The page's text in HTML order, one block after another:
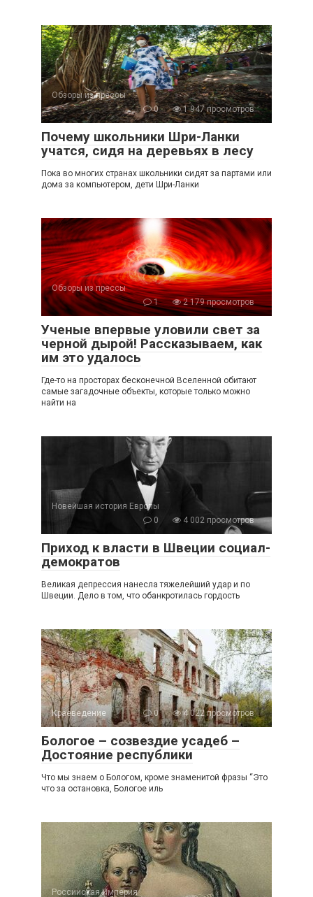
Обзоры из прессы
0
1 947 просмотров
Почему школьники Шри-Ланки
учатся, сидя на деревьях в лесу
Пока во многих странах школьники сидят за партами или
дома за компьютером, дети Шри-Ланки
Обзоры из прессы
1
2 179 просмотров
Ученые впервые уловили свет за
черной дырой! Рассказываем, как
им это удалось
Где-то на просторах бесконечной Вселенной обитают
самые загадочные объекты, которые только можно
найти на
Новейшая история Европы
0
4 002 просмотров
Приход к власти в Швеции социал-
демократов
Великая депрессия нанесла тяжелейший удар и по
Швеции. Дело в том, что обанкротилась гордость
Краеведение 0 4 022 просмотров
Бологое – созвездие усадеб –
Достояние республики
Что мы знаем о Бологом, кроме знаменитой фразы “Это
что за остановка, Бологое иль
Российская Империя